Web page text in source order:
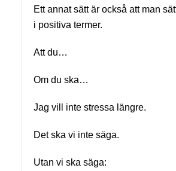
Ett annat sätt är också att man
i positiva termer.
Att du…
Om du ska…
Jag vill inte stressa längre.
Det ska vi inte säga.
Utan vi ska säga: